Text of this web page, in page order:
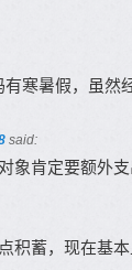
寒暑假，虽然
said:
象肯定要额外
蓄，现在基本